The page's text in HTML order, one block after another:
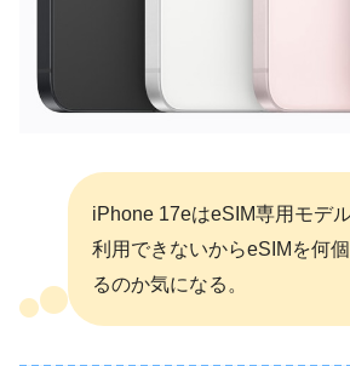
iPhone 17eはeSIM専用モデ
利用できないからeSIMを何
るのか気になる。